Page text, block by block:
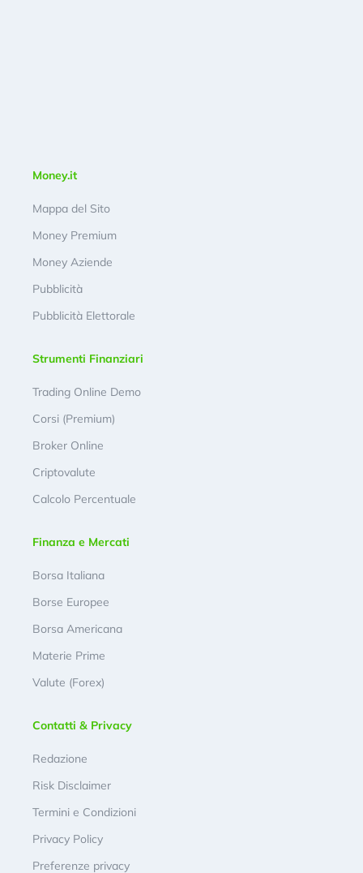
Money.it
Mappa del Sito
Money Premium
Money Aziende
Pubblicità
Pubblicità Elettorale
Strumenti Finanziari
Trading Online Demo
Corsi (Premium)
Broker Online
Criptovalute
Calcolo Percentuale
Finanza e Mercati
Borsa Italiana
Borse Europee
Borsa Americana
Materie Prime
Valute (Forex)
Contatti & Privacy
Redazione
Risk Disclaimer
Termini e Condizioni
Privacy Policy
Preferenze privacy